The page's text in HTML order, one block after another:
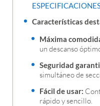
Características
Máxima
un descanso
Seguridad
simultáneo de
Fácil de usar:
rápido y sencillo.